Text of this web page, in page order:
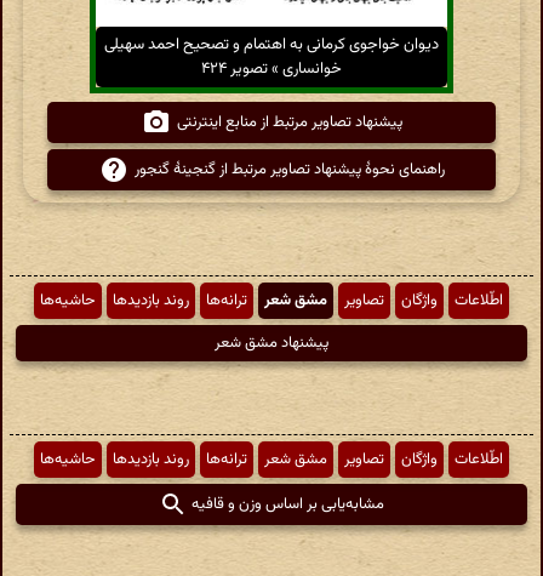
دیوان خواجوی کرمانی به اهتمام و تصحیح احمد سهیلی
خوانساری » تصویر ۴۲۴
پیشنهاد تصاویر مرتبط از منابع اینترنتی
راهنمای نحوهٔ پیشنهاد تصاویر مرتبط از گنجینهٔ گنجور
اطّلاعات واژگان تصاویر مشق شعر ترانه‌ها روند بازدیدها
حاشیه‌ها
پیشنهاد مشق شعر
اطّلاعات واژگان تصاویر مشق شعر ترانه‌ها روند بازدیدها
حاشیه‌ها
مشابه‌یابی بر اساس وزن و قافیه